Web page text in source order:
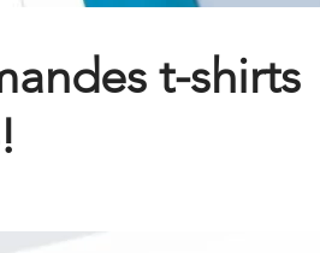
t-shirts